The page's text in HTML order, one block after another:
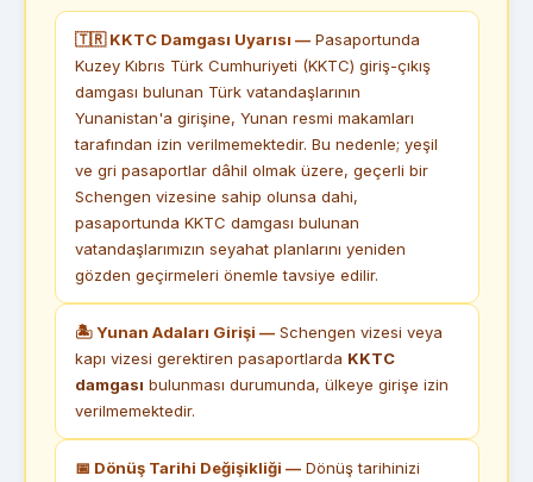
🇹🇷 KKTC Damgası Uyarısı —Pasaportunda
Kuzey Kıbrıs Türk Cumhuriyeti (KKTC) giriş-çıkış
damgası bulunan Türk vatandaşlarının
Yunanistan'a girişine, Yunan resmi makamları
tarafından izin verilmemektedir. Bu nedenle; yeşil
ve gri pasaportlar dâhil olmak üzere, geçerli bir
Schengen vizesine sahip olunsa dahi,
pasaportunda KKTC damgası bulunan
vatandaşlarımızın seyahat planlarını yeniden
gözden geçirmeleri önemle tavsiye edilir.
🏝 Yunan Adaları Girişi —Schengen vizesi veya
kapı vizesi gerektiren pasaportlarda KKTC
damgası bulunması durumunda, ülkeye girişe izin
verilmemektedir.
📅 Dönüş Tarihi Değişikliği —Dönüş tarihinizi